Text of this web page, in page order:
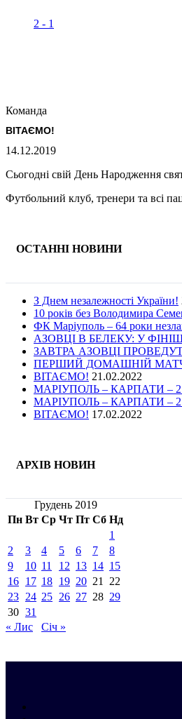
2 - 1
Команда
ВІТАЄМО!
14.12.2019
Сьогодні свій День Народження
Футбольний клуб, тренери та всі
ОСТАННІ НОВИНИ
З Днем незалежності України!
10 років без Володимира
ФК Маріуполь – 64 роки
АЗОВЦІ В БЕЛЕКУ: У
ЗАВТРА АЗОВЦІ
ПЕРШИЙ ДОМАШНІЙ МАТЧ
ВІТАЄМО! 21.02.2022
МАРІУПОЛЬ – КАРПАТИ –
МАРІУПОЛЬ – КАРПАТИ –
ВІТАЄМО! 17.02.2022
АРХІВ НОВИН
Грудень 2019
Пн Вт Ср Чт Пт Сб Нд
1
2
3 4 5 6 7
8
9
10 11 12 13 14 15
16 17 18 19 20 21
22
23 24 25 26 27 28 29
30 31
« Лис
Січ »